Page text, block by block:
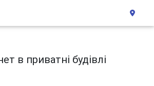
в приватні будівлі